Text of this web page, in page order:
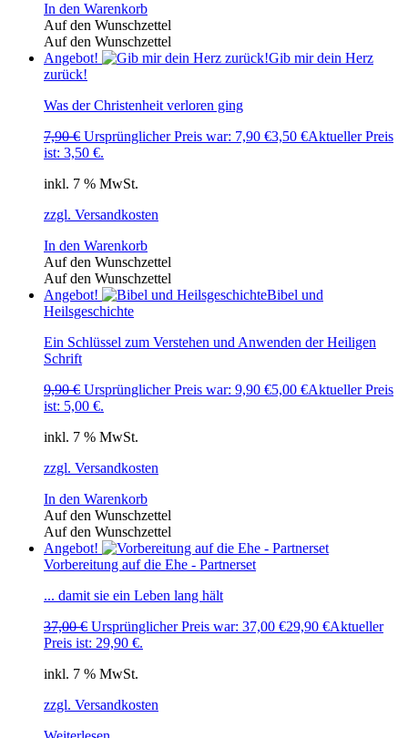
In den Warenkorb
Auf den Wunschzettel
Auf den Wunschzettel
Angebot!
Gib mir dein Herz
zurück!
Was der Christenheit verloren ging
7,90€ Ursprünglicher Preis war: 7,90 €3,50 €Aktueller Preis
ist: 3,50 €.
inkl. 7 % MwSt.
zzgl. Versandkosten
In den Warenkorb
Auf den Wunschzettel
Auf den Wunschzettel
Angebot!
Bibel und
Heilsgeschichte
Ein Schlüssel zum Verstehen und Anwenden der Heiligen
Schrift
9,90€ Ursprünglicher Preis war: 9,90 €5,00 €Aktueller Preis
ist: 5,00 €.
inkl. 7 % MwSt.
zzgl. Versandkosten
In den Warenkorb
Auf den Wunschzettel
Auf den Wunschzettel
Angebot!
Vorbereitung auf die Ehe - Partnerset
... damit sie ein Leben lang hält
37,00€ Ursprünglicher Preis war: 37,00 €29,90 €Aktueller
Preis ist: 29,90 €.
inkl. 7 % MwSt.
zzgl. Versandkosten